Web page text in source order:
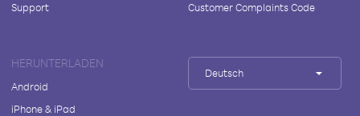
Support
Customer Complaints Code
HERUNTERLADEN
Android
iPhone & iPad
Deutsch